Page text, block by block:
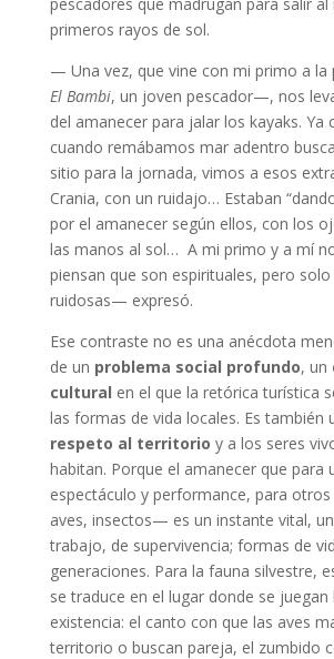
primeros rayos de sol.
— Una vez, que vine con mi primo a
El Bambi, un joven pescador—, nos
del amanecer para jalar los kayaks. Ya
cuando remábamos mar adentro
sitio para la jornada, vimos a esos
Crania, con un ruidajo… Estaban
por el amanecer según ellos, con los
las manos al sol… A mi primo y a mí
piensan que son espirituales, pero
ruidosas— expresó.
Ese contraste no es una anécdota
de un problema social profundo, un
cultural en el que la retórica turística
las formas de vida locales. Es también
respeto al territorio y a los seres
habitan. Porque el amanecer que para
espectáculo y performance, para
aves, insectos— es un instante vital,
trabajo, de supervivencia; formas de
generaciones. Para la fauna silvestre,
se traduce en el lugar donde se
existencia: el canto con que las aves
territorio o buscan pareja, el zumbido